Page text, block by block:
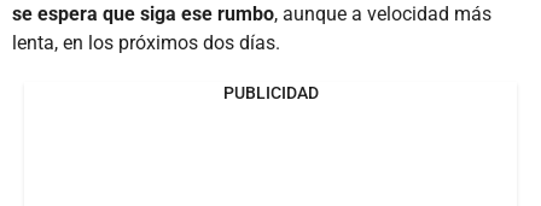
se espera que siga ese rumbo, aunque a velocidad más
lenta, en los próximos dos días.
PUBLICIDAD